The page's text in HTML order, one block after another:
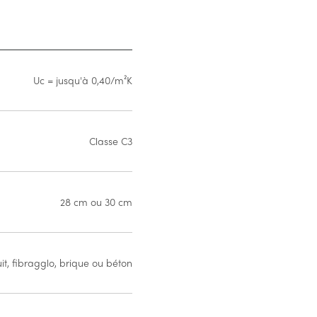
Uc = jusqu'à 0,40/m²K
Classe C3
28 cm ou 30 cm
fibragglo, brique ou béton